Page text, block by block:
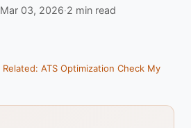
Mar 03, 2026·2 min read
Related: ATS Optimization Check My